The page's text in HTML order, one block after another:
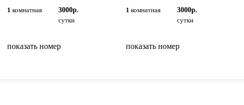
1 комнатная
3000р.
сутки
показать номер
1 комнатная
3000р.
сутки
показать номер